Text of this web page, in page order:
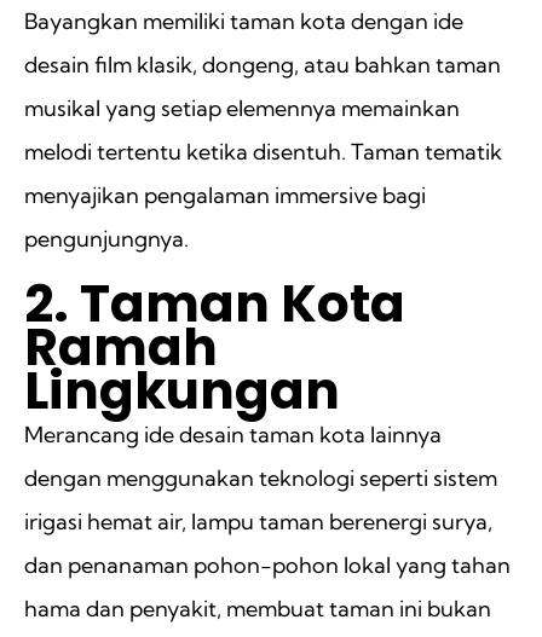
Bayangkan memiliki taman kota dengan ide
desain film klasik, dongeng, atau bahkan taman
musikal yang setiap elemennya memainkan
melodi tertentu ketika disentuh. Taman tematik
menyajikan pengalaman immersive bagi
pengunjungnya.
2. Taman Kota
Ramah
Lingkungan
Merancang ide desain taman kota lainnya
dengan menggunakan teknologi seperti sistem
irigasi hemat air, lampu taman berenergi surya,
dan penanaman pohon-pohon lokal yang tahan
hama dan penyakit, membuat taman ini bukan